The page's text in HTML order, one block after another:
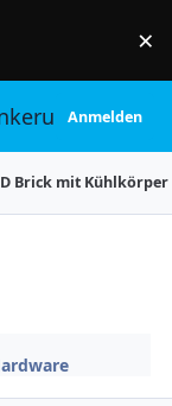
×
Anmelden
Brick mit Kühlkörper